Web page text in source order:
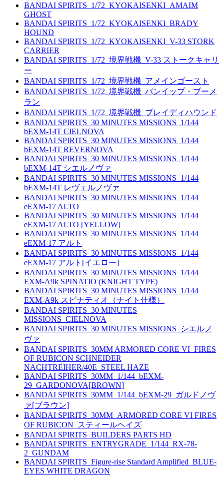
BANDAI SPIRITS_1/72_KYOKAISENKI_AMAIM
GHOST
BANDAI SPIRITS_1/72_KYOKAISENKI_BRADY
HOUND
BANDAI SPIRITS_1/72_KYOKAISENKI_V-33 STORK
CARRIER
BANDAI SPIRITS_1/72_境界戦機_V-33 ストークキャリ
ー
BANDAI SPIRITS_1/72_境界戦機_アメインゴースト
BANDAI SPIRITS_1/72_境界戦機_バンイップ・ブーメ
ラン
BANDAI SPIRITS_1/72_境界戦機_ブレイディハウンド
BANDAI SPIRITS_30 MINUTES MISSIONS_1/144
bEXM-14T CIELNOVA
BANDAI SPIRITS_30 MINUTES MISSIONS_1/144
bEXM-14T REVERNOVA
BANDAI SPIRITS_30 MINUTES MISSIONS_1/144
bEXM-14T シエルノヴァ
BANDAI SPIRITS_30 MINUTES MISSIONS_1/144
bEXM-14T レヴェルノヴァ
BANDAI SPIRITS_30 MINUTES MISSIONS_1/144
eEXM-17 ALTO
BANDAI SPIRITS_30 MINUTES MISSIONS_1/144
eEXM-17 ALTO [YELLOW]
BANDAI SPIRITS_30 MINUTES MISSIONS_1/144
eEXM-17 アルト
BANDAI SPIRITS_30 MINUTES MISSIONS_1/144
eEXM-17 アルト[イエロー]
BANDAI SPIRITS_30 MINUTES MISSIONS_1/144
EXM-A9k SPINATIO (KNIGHT TYPE)
BANDAI SPIRITS_30 MINUTES MISSIONS_1/144
EXM-A9k スピナティオ（ナイト仕様）
BANDAI SPIRITS_30 MINUTES
MISSIONS_CIELNOVA
BANDAI SPIRITS_30 MINUTES MISSIONS_シエルノ
ヴァ
BANDAI SPIRITS_30MM ARMORED CORE VI_FIRES
OF RUBICON SCHNEIDER
NACHTREIHER/40E_STEEL HAZE
BANDAI SPIRITS_30MM_1/144_bEXM-
29_GARDONOVA[BROWN]
BANDAI SPIRITS_30MM_1/144_bEXM-29_ガルドノヴ
ァ[ブラウン]
BANDAI SPIRITS_30MM_ARMORED CORE VI FIRES
OF RUBICON_スティールヘイズ
BANDAI SPIRITS_BUILDERS PARTS HD
BANDAI SPIRITS_ENTRYGRADE_1/144_RX-78-
2_GUNDAM
BANDAI SPIRITS_Figure-rise Standard Amplified_BLUE-
EYES WHITE DRAGON